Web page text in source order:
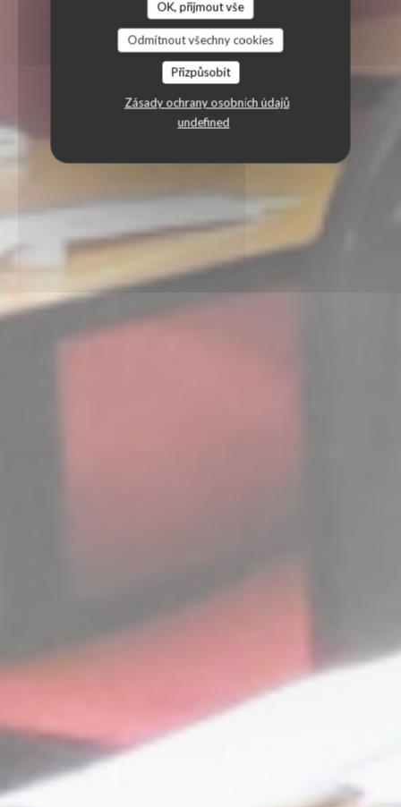
OK, přijmout vše
Odmítnout všechny cookies
Přizpůsobit
Zásady ochrany osobních údajů
undefined